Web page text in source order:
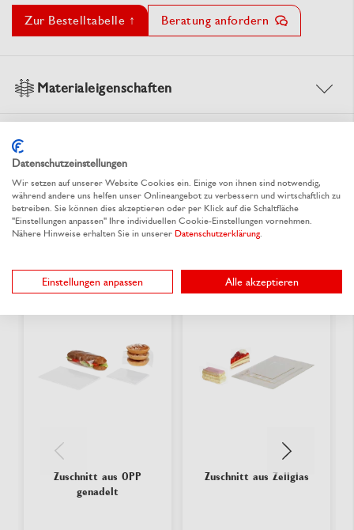
Zur Bestelltabelle ↑ Beratung anfordern
Materialeigenschaften
Zuschnitt aus OPP
genadelt
Zuschnitt aus Zellglas
Datenschutzeinstellungen
Wir setzen auf unserer Website Cookies ein. Einige von ihnen sind notwendig,
während andere uns helfen unser Onlineangebot zu verbessern und wirtschaftlich zu
betreiben. Sie können dies akzeptieren oder per Klick auf die Schaltfläche
"Einstellungen anpassen" Ihre individuellen Cookie-Einstellungen vornehmen.
Nähere Hinweise erhalten Sie in unserer Datenschutzerklärung
Einstellungen anpassen Alle akzeptieren